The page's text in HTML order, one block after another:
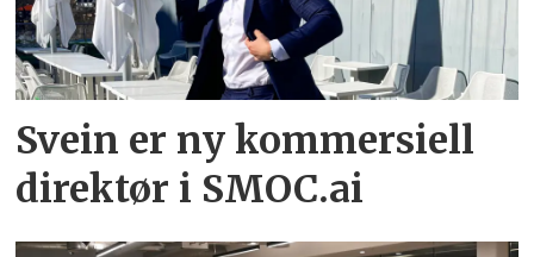
Svein er ny kommersiell
direktør i SMOC.ai